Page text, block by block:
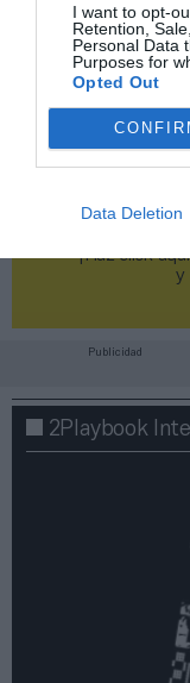
I want to opt-
Retention,
Personal Data
Purposes for
Opted Out
Data Deletion
¡Haz click
y
Publicidad
2Playbook